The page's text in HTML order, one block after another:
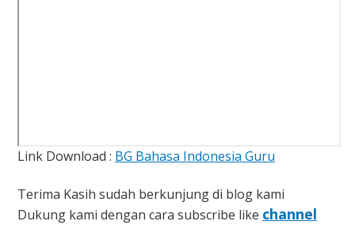
Link Download : BG Bahasa Indonesia Guru
Terima Kasih sudah berkunjung di blog kami
Dukung kami dengan cara subscribe like channel